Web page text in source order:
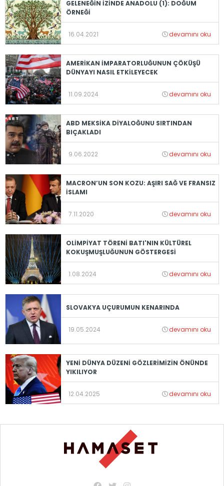
GELENEĞİN İZİNDE ANADOLU (1): DOĞUM
ÖRNEĞİ
16.04.2021 devamını oku
AMERİKAN İMPARATORLUĞUNUN ÇÖKÜŞÜ
DÜNYAYI NASIL ETKİLEYECEK
11.09.2024 devamını oku
ABD MEKSİKA DİYALOĞUNU SIRTINDAN
BIÇAKLADI
9.06.2022 devamını oku
MACRON’UN SON KOZU: AŞIRI SAĞ VE FRANSIZ
İSLAMI
7.11.2020 devamını oku
OLİMPİYAT TÖRENİ BATI'NIN KÜLTÜREL
KOKUŞMUŞLUĞUNUN GÖSTERGESİ
1.08.2024 devamını oku
SLOVAKYA UÇURUMUN KENARINDA
19.05.2024 devamını oku
YENİ DÜNYA DÜZENİ GÖZLERİMİZİN ÖNÜNDE
YIKILIYOR
12.04.2025 devamını oku